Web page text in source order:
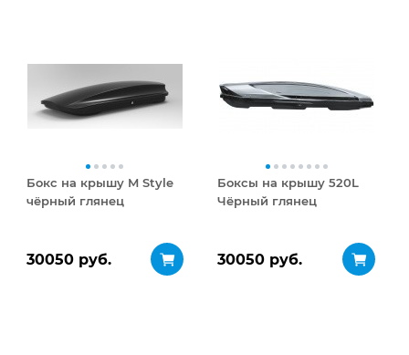
Бокс на крышу M Style
чёрный глянец
30050 руб.
Боксы на крышу 520L
Чёрный глянец
30050 руб.